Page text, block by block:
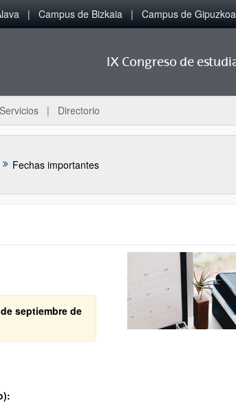
Campus de Bizkaia Campus de Gipuzkoa
IX Congreso de
Servicios Directorio
Fechas importantes
septiembre de